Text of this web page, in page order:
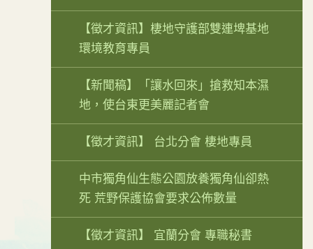
【徵才資訊】棲地守護部雙連埤基地
環境教育專員
【新聞稿】「讓水回來」搶救知本濕
地，使台東更美麗記者會
【徵才資訊】 台北分會 棲地專員
中市獨角仙生態公園放養獨角仙卻熱
死 荒野保護協會要求公佈數量
【徵才資訊】 宜蘭分會 專職秘書